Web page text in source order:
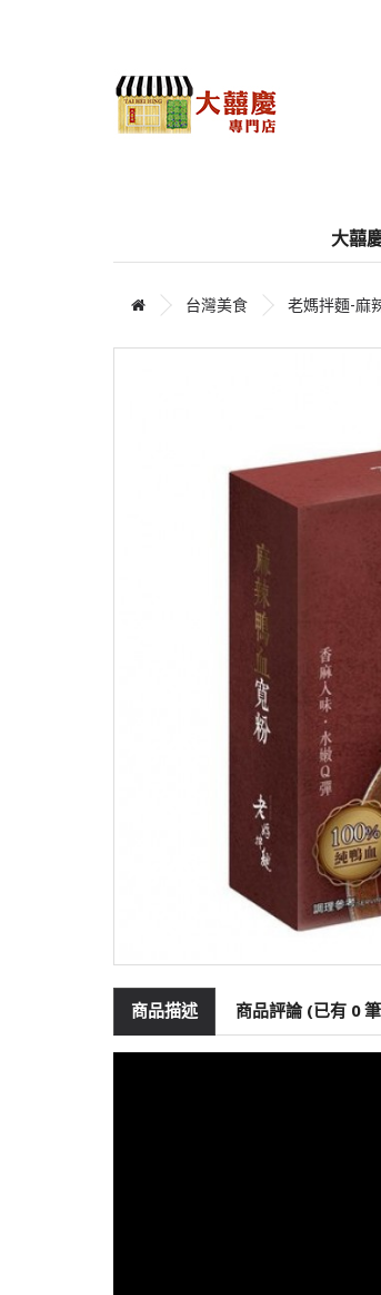
大囍
台灣美食 老媽拌麵-麻
商品描述 商品評論 (已有 0